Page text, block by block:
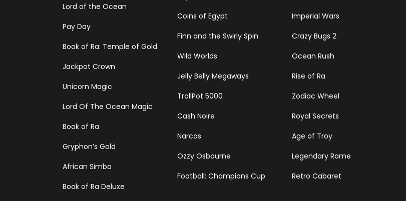
Lord of the Ocean
Pay Day
Book of Ra: Temple of Gold
Jackpot Crown
Unicorn Magic
Lord Of The Ocean Magic
Book of Ra
Gryphon’s Gold
African Simba
Book of Ra Deluxe
Coins of Egypt
Finn and the Swirly Spin
Wild Worlds
Jelly Belly Megaways
TrollPot 5000
Cash Noire
Narcos
Ozzy Osbourne
Football: Champions Cup
Imperial Wars
Crazy Bugs 2
Ocean Rush
Rise of Ra
Zodiac Wheel
Royal Secrets
Age of Troy
Legendary Rome
Retro Cabaret